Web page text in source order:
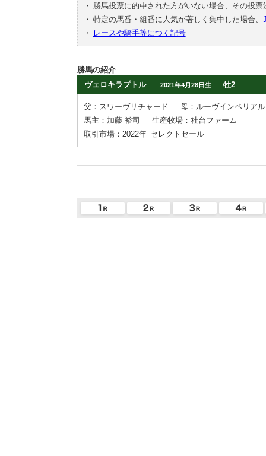
・
勝馬投票に的中された方がいない場合、その投
・ 特定の馬番・組番に人気が著しく集中した場合、
・
レースや騎手等につく記号
勝馬の紹介
ヴェロキラプトル
2021年4月28日生 牡2
父：スワーヴリチャード
母：ルーヴインペリアル
馬主：加藤 裕司
生産牧場：社台ファーム
取引市場：2022年 セレクトセール